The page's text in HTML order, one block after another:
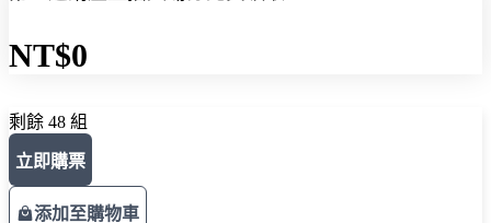
NT$0
剩餘 48 組
立即購票
添加至購物車